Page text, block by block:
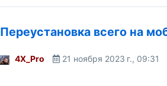
Переустановка всего на
4X_Pro 21 ноября 2023 г., 09:31